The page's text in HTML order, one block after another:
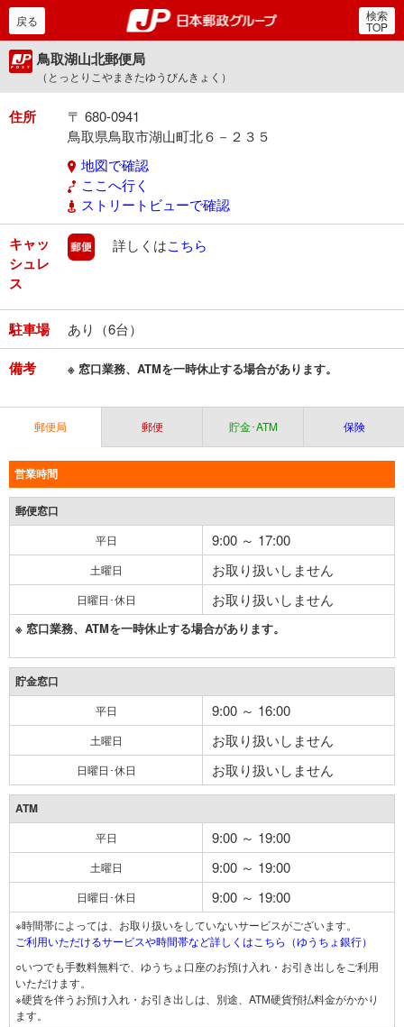
郵便局・日本郵政グルー
戻る 検索
TOP
鳥取湖山北郵便局
（とっとりこやまきたゆうびんきょく）
住所
〒 680-0941
鳥取県鳥取市湖山町北６－２３５
地図で確認
ここへ行く
ストリートビューで確認
キャッ
シュレ
ス
郵便
詳しくはこちら
駐車場 あり（6台）
備考 ※ 窓口業務、ATMを一時休止する場合があります。
郵便局 郵便 貯金･ATM 保険
営業時間
郵便窓口
平日 9:00 ～ 17:00
土曜日 お取り扱いしません
日曜日･休日 お取り扱いしません
※ 窓口業務、ATMを一時休止する場合があります。
貯金窓口
平日 9:00 ～ 16:00
土曜日 お取り扱いしません
日曜日･休日 お取り扱いしません
ATM
平日 9:00 ～ 19:00
土曜日 9:00 ～ 19:00
日曜日･休日 9:00 ～ 19:00
※時間帯によっては、お取り扱いをしていないサービスがございます。
ご利用いただけるサービスや時間帯など詳しくはこちら（ゆうちょ銀行）
○いつでも手数料無料で、ゆうちょ口座のお預け入れ・お引き出しをご利用
いただけます。
※硬貨を伴うお預け入れ・お引き出しは、別途、ATM硬貨預払料金がかかり
ます。